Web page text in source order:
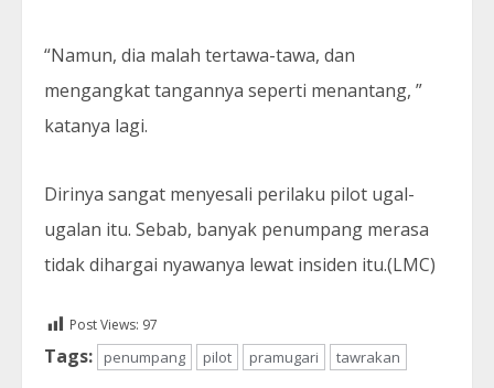
“Namun, dia malah tertawa-tawa, dan
mengangkat tangannya seperti menantang, ”
katanya lagi.
Dirinya sangat menyesali perilaku pilot ugal-
ugalan itu. Sebab, banyak penumpang merasa
tidak dihargai nyawanya lewat insiden itu.(LMC)
Post Views: 97
Tags: penumpang pilot pramugari tawrakan